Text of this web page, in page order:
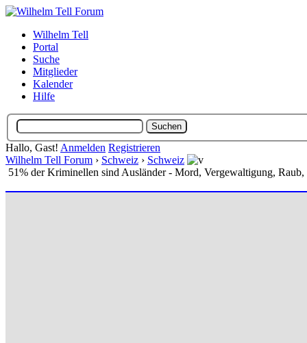
Wilhelm Tell
Portal
Suche
Mitglieder
Kalender
Hilfe
Hallo, Gast! Anmelden Registrieren
Wilhelm Tell Forum › Schweiz › Schweiz
51% der Kriminellen sind Ausländer - Mord, Vergewaltigung,